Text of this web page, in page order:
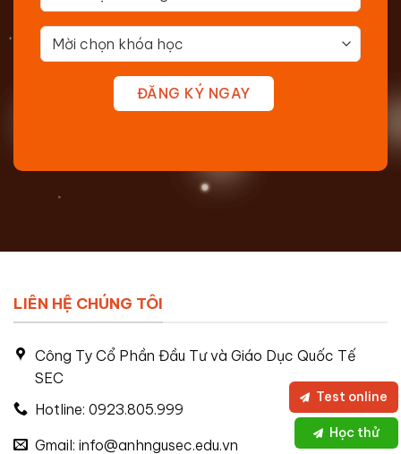
ĐĂNG KÝ NGAY
LIÊN HỆ CHÚNG TÔI
Công Ty Cổ Phần Đầu Tư và Giáo Dục Quốc Tế
SEC
Hotline: 0923.805.999
Gmail: info@anhngusec.edu.vn
Học thử
Test online